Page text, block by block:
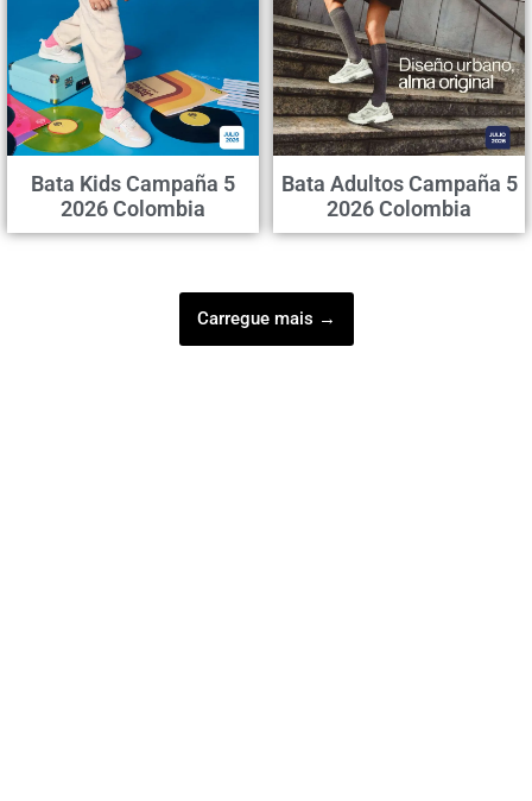
Bata Kids Campaña 5
2026 Colombia
Bata Adultos Campaña 5
2026 Colombia
Carregue mais →